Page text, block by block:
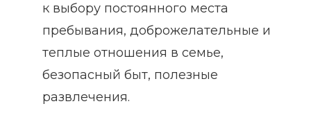
к выбору постоянного места
пребывания, доброжелательные и
теплые отношения в семье,
безопасный быт, полезные
развлечения.